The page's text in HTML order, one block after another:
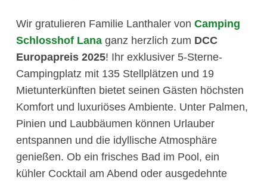
Wir gratulieren Familie Lanthaler von Camping
Schlosshof Lana ganz herzlich zum DCC
Europapreis 2025! Ihr exklusiver 5-Sterne-
Campingplatz mit 135 Stellplätzen und 19
Mietunterkünften bietet seinen Gästen höchsten
Komfort und luxuriöses Ambiente. Unter Palmen,
Pinien und Laubbäumen können Urlauber
entspannen und die idyllische Atmosphäre
genießen. Ob ein frisches Bad im Pool, ein
kühler Cocktail am Abend oder ausgedehnte